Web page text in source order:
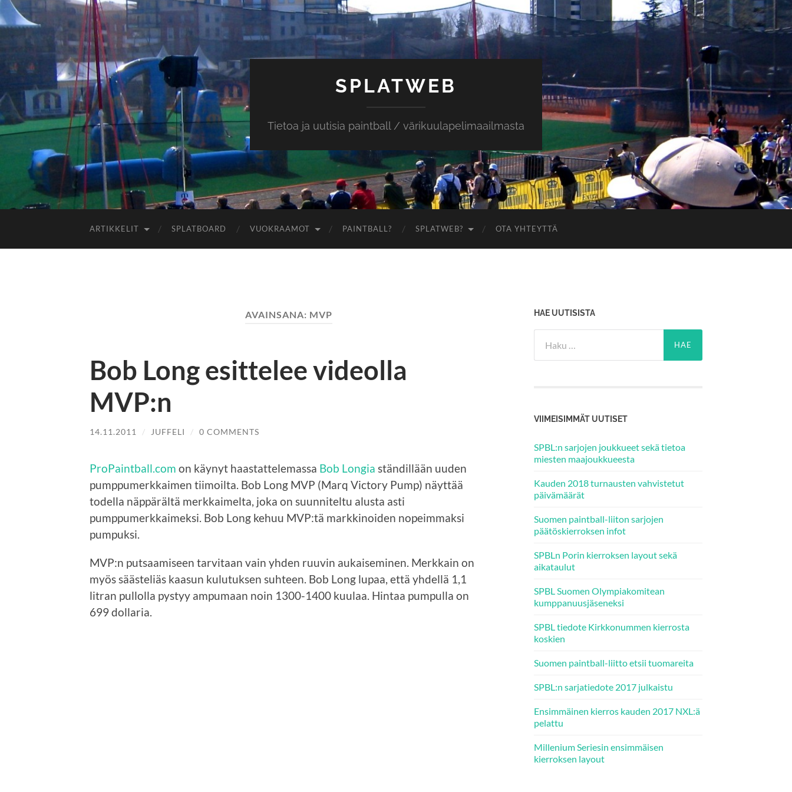
SPLATWEB
Tietoa ja uutisia paintball / värikuulapelimaailmasta
ARTIKKELIT SPLATBOARD VUOKRAAMOT PAINTBALL? SPLATWEB? OTA YHTEYTTÄ
AVAINSANA: MVP
Bob Long esittelee videolla
MVP:n
14.11.2011 / JUFFELI / 0 COMMENTS
ProPaintball.com on käynyt haastattelemassa Bob Longia ständillään uuden
pumppumerkkaimen tiimoilta. Bob Long MVP (Marq Victory Pump) näyttää
todella näppärältä merkkaimelta, joka on suunniteltu alusta asti
pumppumerkkaimeksi. Bob Long kehuu MVP:tä markkinoiden nopeimmaksi
pumpuksi.
MVP:n putsaamiseen tarvitaan vain yhden ruuvin aukaiseminen. Merkkain on
myös säästeliäs kaasun kulutuksen suhteen. Bob Long lupaa, että yhdellä 1,1
litran pullolla pystyy ampumaan noin 1300-1400 kuulaa. Hintaa pumpulla on
699 dollaria.
HAE UUTISISTA
VIIMEISIMMÄT UUTISET
SPBL:n sarjojen joukkueet sekä tietoa
miesten maajoukkueesta
Kauden 2018 turnausten vahvistetut
päivämäärät
Suomen paintball-liiton sarjojen
päätöskierroksen infot
SPBLn Porin kierroksen layout sekä
aikataulut
SPBL Suomen Olympiakomitean
kumppanuusjäseneksi
SPBL tiedote Kirkkonummen kierrosta
koskien
Suomen paintball-liitto etsii tuomareita
SPBL:n sarjatiedote 2017 julkaistu
Ensimmäinen kierros kauden 2017 NXL:ä
pelattu
Millenium Seriesin ensimmäisen
kierroksen layout